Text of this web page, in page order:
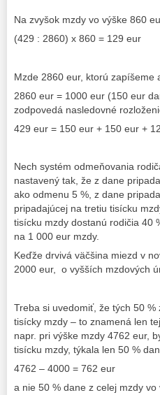
Na zvyšok mzdy vo výške 860
(429 : 2860) x 860 = 129 eur
Mzde 2860 eur, ktorú zapíšeme
2860 eur = 1000 eur (150 eur
zodpovedá nasledovné
429 eur = 150 eur + 150 eur +
Nech systém odmeňovania
nastavený tak, že z dane
ako odmenu 5 %, z dane
pripadajúcej na tretiu tisícku
tisícku mzdy dostanú rodičia 40
na 1 000 eur mzdy.
Keďže drvivá väčšina miezd v
2000 eur, o vyšších mzdových
Treba si uvedomiť, že tých 50
tisícky mzdy – to znamená len
napr. pri výške mzdy 4762 eur,
tisícku mzdy, týkala len 50 %
4762 – 4000 = 762 eur
a nie 50 % dane z celej mzdy